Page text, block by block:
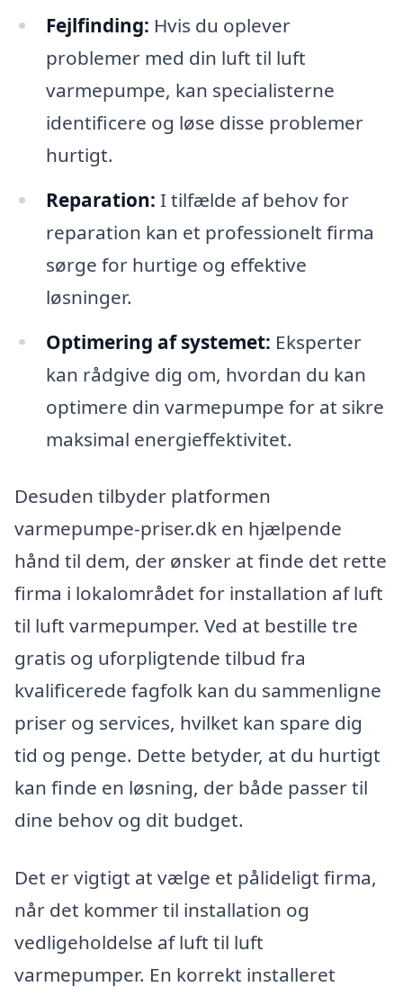
Fejlfinding: Hvis du oplever
problemer med din luft til luft
varmepumpe, kan specialisterne
identificere og løse disse problemer
hurtigt.
Reparation: I tilfælde af behov for
reparation kan et professionelt firma
sørge for hurtige og effektive
løsninger.
Optimering af systemet: Eksperter
kan rådgive dig om, hvordan du kan
optimere din varmepumpe for at sikre
maksimal energieffektivitet.
Desuden tilbyder platformen
varmepumpe-priser.dk en hjælpende
hånd til dem, der ønsker at finde det rette
firma i lokalområdet for installation af luft
til luft varmepumper. Ved at bestille tre
gratis og uforpligtende tilbud fra
kvalificerede fagfolk kan du sammenligne
priser og services, hvilket kan spare dig
tid og penge. Dette betyder, at du hurtigt
kan finde en løsning, der både passer til
dine behov og dit budget.
Det er vigtigt at vælge et pålideligt firma,
når det kommer til installation og
vedligeholdelse af luft til luft
varmepumper. En korrekt installeret